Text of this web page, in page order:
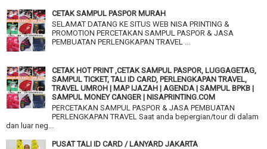
CETAK SAMPUL PASPOR MURAH
SELAMAT DATANG KE SITUS WEB NISA PRINTING &
PROMOTION PERCETAKAN SAMPUL PASPOR & JASA
PEMBUATAN PERLENGKAPAN TRAVEL ...
CETAK HOT PRINT ,CETAK SAMPUL PASPOR, LUGGAGETAG,
SAMPUL TICKET, TALI ID CARD, PERLENGKAPAN TRAVEL,
TRAVEL UMROH | MAP IJAZAH | AGENDA | SAMPUL BPKB |
SAMPUL MONEY CANGER | NISAPRINTING.COM
PERCETAKAN SAMPUL PASPOR & JASA PEMBUATAN
PERLENGKAPAN TRAVEL Saat anda bepergian/tour di dalam
dan luar neg...
PUSAT TALI ID CARD / LANYARD JAKARTA